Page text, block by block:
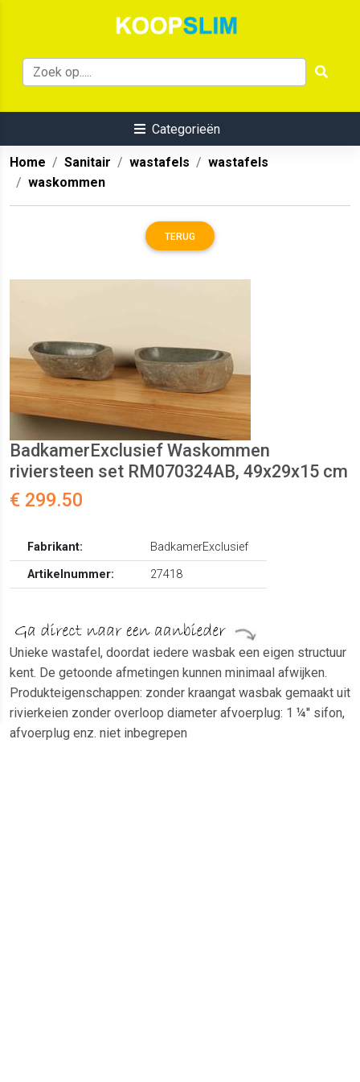
Categorieën
Home Sanitair wastafels
wastafels
waskommen
TERUG
BadkamerExclusief Waskommen
riviersteen set RM070324AB, 49x29x15 cm
€ 299.50
Fabrikant:
BadkamerExclusief
Artikelnummer:
27418
Unieke wastafel, doordat iedere wasbak een eigen structuur
kent. De getoonde afmetingen kunnen minimaal afwijken.
Produkteigenschappen: zonder kraangat wasbak gemaakt uit
rivierkeien zonder overloop diameter afvoerplug: 1 ¼'' sifon,
afvoerplug enz. niet inbegrepen